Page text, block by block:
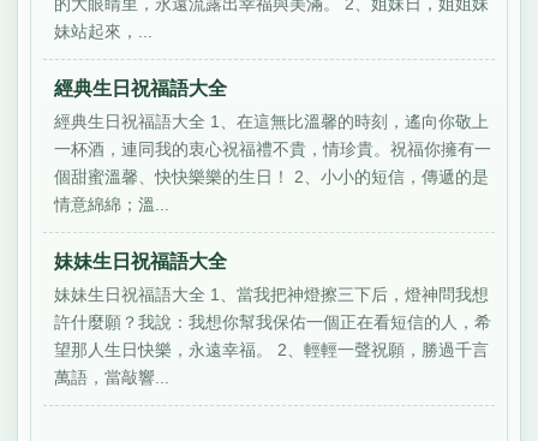
的大眼睛里，永遠流露出幸福與美滿。 2、姐妹日，姐姐妹
妹站起來，...
經典生日祝福語大全
經典生日祝福語大全 1、在這無比溫馨的時刻，遙向你敬上
一杯酒，連同我的衷心祝福禮不貴，情珍貴。祝福你擁有一
個甜蜜溫馨、快快樂樂的生日！ 2、小小的短信，傳遞的是
情意綿綿；溫...
妹妹生日祝福語大全
妹妹生日祝福語大全 1、當我把神燈擦三下后，燈神問我想
許什麼願？我說：我想你幫我保佑一個正在看短信的人，希
望那人生日快樂，永遠幸福。 2、輕輕一聲祝願，勝過千言
萬語，當敲響...